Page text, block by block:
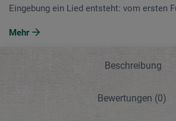
Eingebung ein Lied entsteht: vom ersten
Mehr
Beschreibung
Bewertungen (0)